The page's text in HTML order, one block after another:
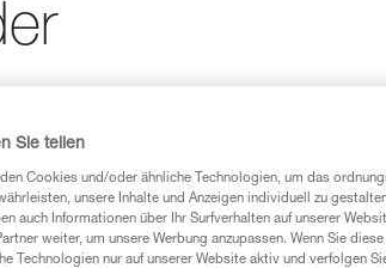
Sie bei jeder Installation
die geläufigsten Fehler.
Sie teilen
Cookies und/oder ähnliche Technologien, um das
unsere Inhalte und Anzeigen individuell zu
auch Informationen über Ihr Surfverhalten auf unserer
weiter, um unsere Werbung anzupassen. Wenn Sie
Technologien nur auf unserer Website aktiv und verfolgen